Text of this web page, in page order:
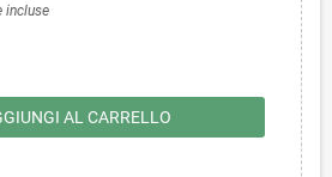
incluse
AL CARRELLO